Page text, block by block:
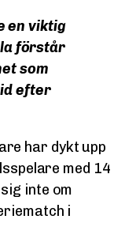
en viktig
förstår
som
efter
har dykt upp
med 14
inte om
i